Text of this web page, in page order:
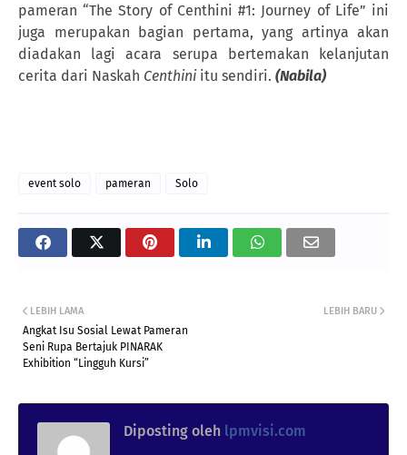
pameran “The Story of Centhini #1: Journey of Life” ini
juga merupakan bagian pertama, yang artinya akan
diadakan lagi acara serupa bertemakan kelanjutan
cerita dari Naskah Centhiniitu sendiri. (Nabila)
event solo pameran Solo
LEBIH BARU
LEBIH LAMA
Angkat Isu Sosial Lewat Pameran
Seni Rupa Bertajuk PINARAK
Exhibition “Lingguh Kursi”
Diposting oleh lpmvisi.com